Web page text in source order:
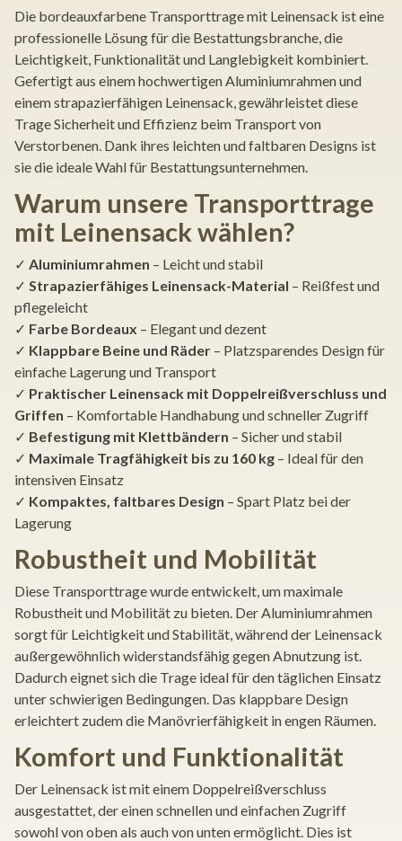
Die bordeauxfarbene Transporttrage mit Leinensack ist eine
professionelle Lösung für die Bestattungsbranche, die
Leichtigkeit, Funktionalität und Langlebigkeit kombiniert.
Gefertigt aus einem hochwertigen Aluminiumrahmen und
einem strapazierfähigen Leinensack, gewährleistet diese
Trage Sicherheit und Effizienz beim Transport von
Verstorbenen. Dank ihres leichten und faltbaren Designs ist
sie die ideale Wahl für Bestattungsunternehmen.
Warum unsere Transporttrage
mit Leinensack wählen?
✓ Aluminiumrahmen – Leicht und stabil
✓ Strapazierfähiges Leinensack-Material – Reißfest und
pflegeleicht
✓ Farbe Bordeaux – Elegant und dezent
✓ Klappbare Beine und Räder – Platzsparendes Design für
einfache Lagerung und Transport
✓ Praktischer Leinensack mit Doppelreißverschluss und
Griffen – Komfortable Handhabung und schneller Zugriff
✓ Befestigung mit Klettbändern – Sicher und stabil
✓ Maximale Tragfähigkeit bis zu 160 kg – Ideal für den
intensiven Einsatz
✓ Kompaktes, faltbares Design – Spart Platz bei der
Lagerung
Robustheit und Mobilität
Diese Transporttrage wurde entwickelt, um maximale
Robustheit und Mobilität zu bieten. Der Aluminiumrahmen
sorgt für Leichtigkeit und Stabilität, während der Leinensack
außergewöhnlich widerstandsfähig gegen Abnutzung ist.
Dadurch eignet sich die Trage ideal für den täglichen Einsatz
unter schwierigen Bedingungen. Das klappbare Design
erleichtert zudem die Manövrierfähigkeit in engen Räumen.
Komfort und Funktionalität
Der Leinensack ist mit einem Doppelreißverschluss
ausgestattet, der einen schnellen und einfachen Zugriff
sowohl von oben als auch von unten ermöglicht. Dies ist